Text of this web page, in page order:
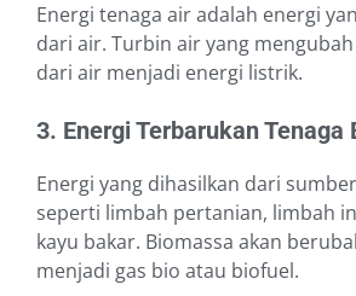
Energi tenaga air adalah energi
dari air. Turbin air yang
dari air menjadi energi listrik.
3. Energi Terbarukan Tenaga
Energi yang dihasilkan dari
seperti limbah pertanian, limbah
kayu bakar. Biomassa akan
menjadi gas bio atau biofuel.